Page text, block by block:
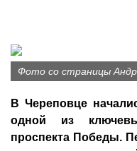
Фото со страницы
В Череповце
одной из
проспекта Победы.